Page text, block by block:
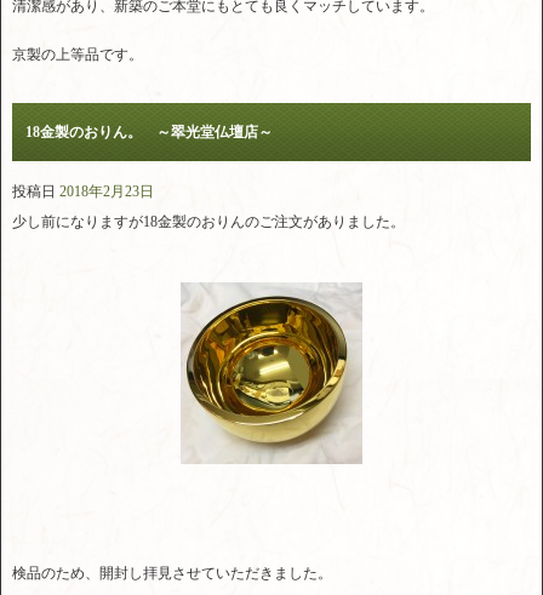
清潔感があり、新築のご本堂にもとても良くマッチしています。
京製の上等品です。
18金製のおりん。 ～翠光堂仏壇店～
投稿日 2018年2月23日
少し前になりますが18金製のおりんのご注文がありました。
検品のため、開封し拝見させていただきました。